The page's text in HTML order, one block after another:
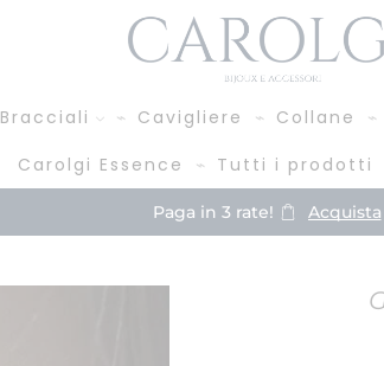
Bracciali Cavigliere Collane
Carolgi Essence
Tutti i prodotti
Spedizione GRATIS da 39,00 €